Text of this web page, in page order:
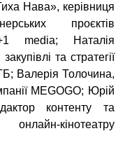
Нава», керівниця
проєктів
media; Наталія
та стратегії
Валерія Толочина,
MEGOGO; Юрій
контенту та
кінотеатру